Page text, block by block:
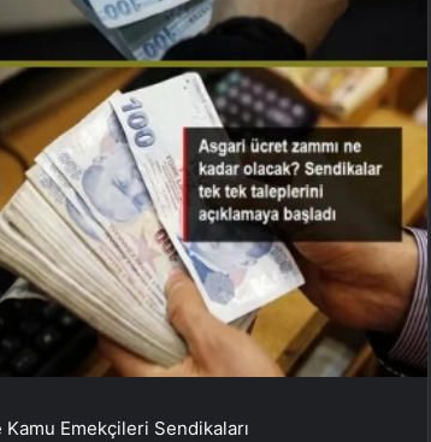
Kamu Emekçileri Sendikaları